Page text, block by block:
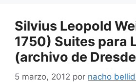
Silvius Leopold
1750) Suites para
(archivo de
5 marzo, 2012 por nacho